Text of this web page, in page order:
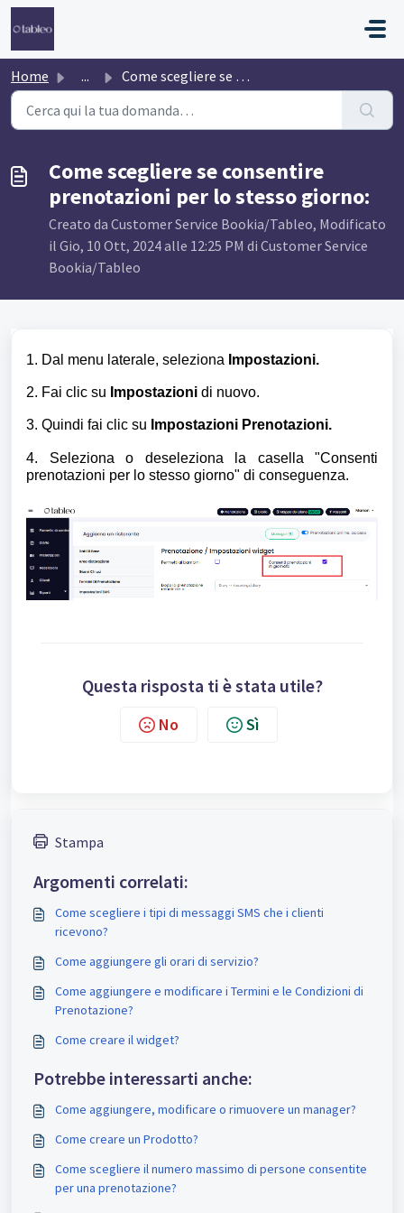
Salta al contenuto principale
Home ... Come scegliere se consentire prenotazioni per lo stesso g...
Come scegliere se consentire
prenotazioni per lo stesso giorno:
Creato da Customer Service Bookia/Tableo, Modificato
il Gio, 10 Ott, 2024 alle 12:25 PM di Customer Service
Bookia/Tableo
1. Dal menu laterale, seleziona Impostazioni.
2. Fai clic su Impostazioni di nuovo.
3. Quindi fai clic su Impostazioni Prenotazioni.
4. Seleziona o deseleziona la casella "Consenti
prenotazioni per lo stesso giorno" di conseguenza.
Questa risposta ti è stata utile?
No Sì
Stampa
Argomenti correlati:
Come scegliere i tipi di messaggi SMS che i clienti
ricevono?
Come aggiungere gli orari di servizio?
Come aggiungere e modificare i Termini e le Condizioni di
Prenotazione?
Come creare il widget?
Potrebbe interessarti anche:
Come aggiungere, modificare o rimuovere un manager?
Come creare un Prodotto?
Come scegliere il numero massimo di persone consentite
per una prenotazione?